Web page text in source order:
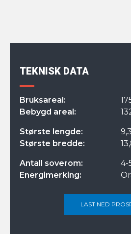
TEKNISK DATA
Bruksareal:
Bebygd areal:
Største lengde:
Største bredde:
Antall soverom:
4-
Energimerking:
LAST NED